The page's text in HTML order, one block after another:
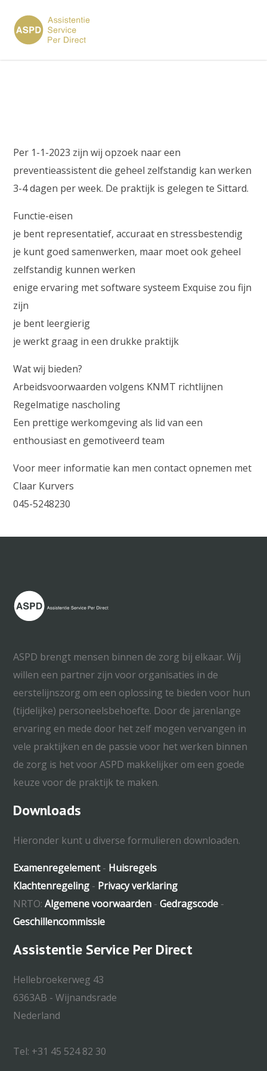
Per 1-1-2023 zijn wij opzoek naar een
preventieassistent die geheel zelfstandig kan werken
3-4 dagen per week. De praktijk is gelegen te Sittard.
Functie-eisen
je bent representatief, accuraat en stressbestendig
je kunt goed samenwerken, maar moet ook geheel
zelfstandig kunnen werken
enige ervaring met software systeem Exquise zou fijn
zijn
je bent leergierig
je werkt graag in een drukke praktijk
Wat wij bieden?
Arbeidsvoorwaarden volgens KNMT richtlijnen
Regelmatige nascholing
Een prettige werkomgeving als lid van een
enthousiast en gemotiveerd team
Voor meer informatie kan men contact opnemen met
Claar Kurvers
045-5248230
ASPD brengt mensen binnen de zorg bij elkaar. Wij
willen een partner zijn voor organisaties in de
eerstelijnszorg om een oplossing te bieden voor hun
(tijdelijke) personeelsbehoefte. Door de jarenlange
ervaring en mede door het zelf mogen vervangen in
vele praktijken en de passie voor het werken binnen
de zorg is het voor ASPD makkelijker om een goede
keuze voor de praktijk te maken.
Downloads
Hieronder kunt u diverse formulieren downloaden.
Examenregelement- Huisregels
Klachtenregeling - Privacy verklaring
NRTO:Algemene voorwaarden -Gedragscode -
Geschillencommissie
Assistentie Service Per Direct
Hellebroekerweg 43
6363AB - Wijnandsrade
Nederland
Tel: +31 45 524 82 30